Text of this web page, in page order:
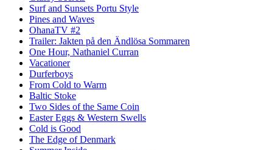
Surf and Sunsets Portu Style
Pines and Waves
OhanaTV #2
Trailer: Jakten på den Ändlösa Sommaren
One Hour, Nathaniel Curran
Vacationer
Durferboys
From Cold to Warm
Baltic Stoke
Two Sides of the Same Coin
Easter Eggs & Western Swells
Cold is Good
The Edge of Denmark